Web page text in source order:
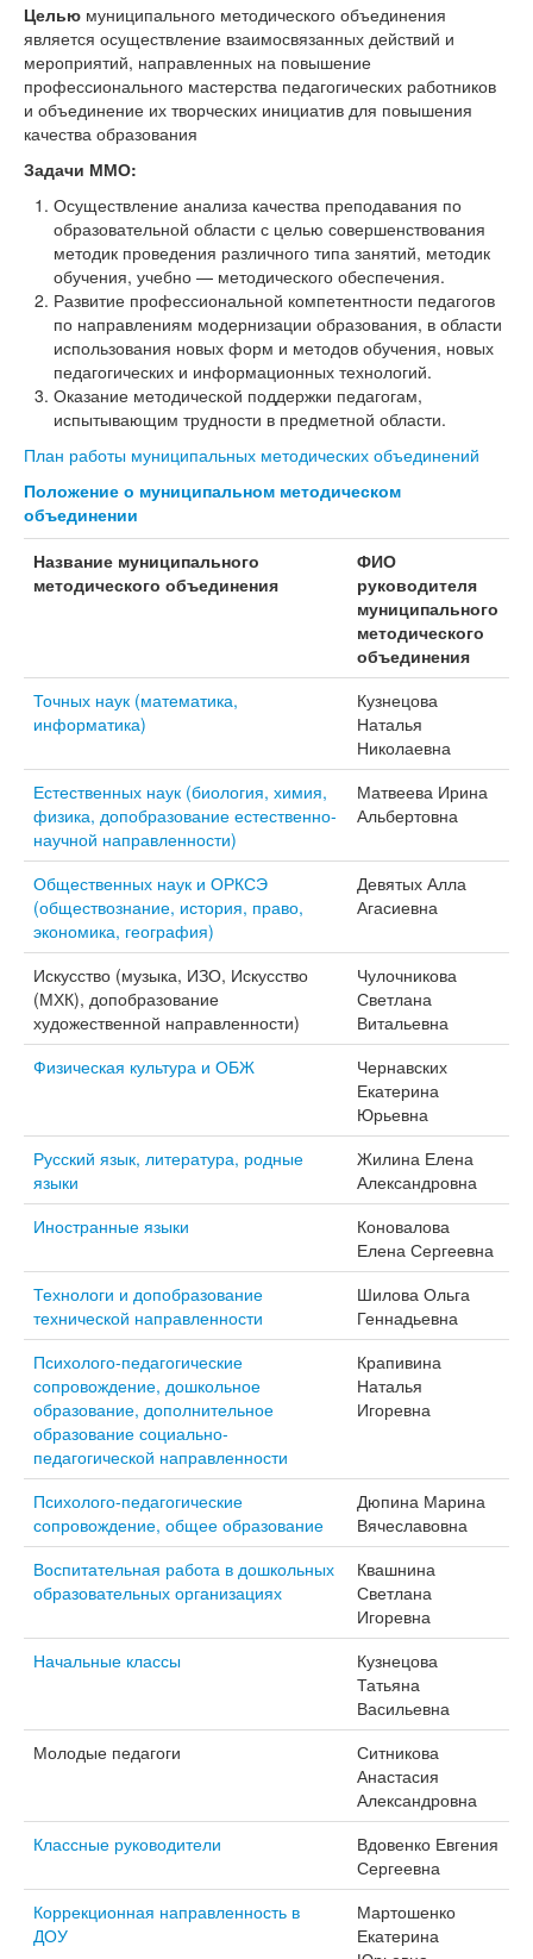
Целью муниципального методического объединения
является осуществление взаимосвязанных действий и
мероприятий, направленных на повышение
профессионального мастерства педагогических работников
и объединение их творческих инициатив для повышения
качества образования
Задачи ММО:
Осуществление анализа качества преподавания по
образовательной области с целью совершенствования
методик проведения различного типа занятий, методик
обучения, учебно — методического обеспечения.
Развитие профессиональной компетентности педагогов
по направлениям модернизации образования, в области
использования новых форм и методов обучения, новых
педагогических и информационных технологий.
Оказание методической поддержки педагогам,
испытывающим трудности в предметной области.
План работы муниципальных методических объединений
Положение о муниципальном методическом
объединении
Название муниципального
методического объединения
ФИО
руководителя
муниципального
методического
объединения
Точных наук (математика,
информатика)
Кузнецова
Наталья
Николаевна
Естественных наук (биология, химия,
физика, допобразование естественно-
научной направленности)
Матвеева Ирина
Альбертовна
Общественных наук и ОРКСЭ
(обществознание, история, право,
экономика, география)
Девятых Алла
Агасиевна
Искусство (музыка, ИЗО, Искусство
(МХК), допобразование
художественной направленности)
Чулочникова
Светлана
Витальевна
Физическая культура и ОБЖ
Чернавских
Екатерина
Юрьевна
Русский язык, литература, родные
языки
Жилина Елена
Александровна
Иностранные языки
Коновалова
Елена Сергеевна
Технологи и допобразование
технической направленности
Шилова Ольга
Геннадьевна
Психолого-педагогические
сопровождение, дошкольное
образование, дополнительное
образование социально-
педагогической направленности
Крапивина
Наталья
Игоревна
Психолого-педагогические
сопровождение, общее образование
Дюпина Марина
Вячеславовна
Воспитательная работа в дошкольных
образовательных организациях
Квашнина
Светлана
Игоревна
Начальные классы
Кузнецова
Татьяна
Васильевна
Молодые педагоги
Ситникова
Анастасия
Александровна
Классные руководители
Вдовенко Евгения
Сергеевна
Коррекционная направленность в
ДОУ
Мартошенко
Екатерина